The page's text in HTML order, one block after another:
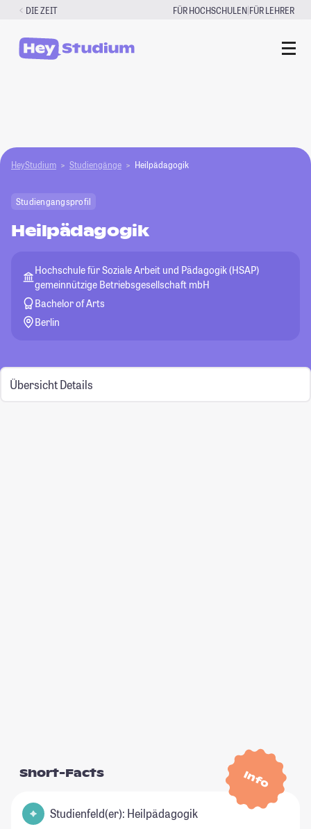
Zum
springen
DIE ZEIT FÜR HOCHSCHULEN|FÜR LEHRER
HeyStudium Studiengänge Heilpädagogik
Studiengangsprofil
Heilpädagogik
Hochschule für Soziale Arbeit und Pädagogik (HSAP)
gemeinnützige Betriebsgesellschaft mbH
Bachelor of Arts
Berlin
Übersicht Details
Info
Short-Facts
Studienfeld(er): Heilpädagogik